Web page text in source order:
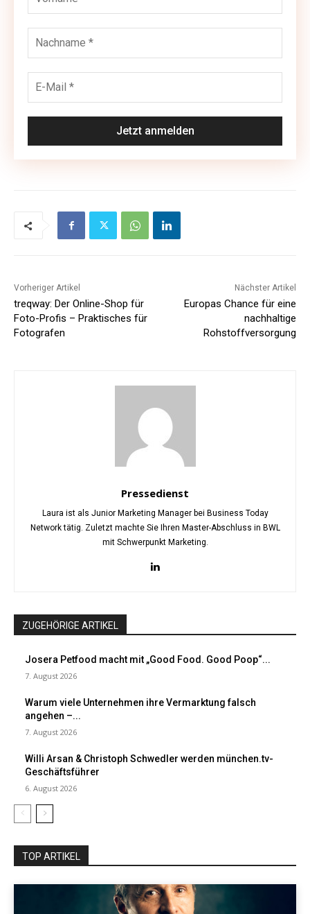
Vorheriger Artikel
treqway: Der Online-Shop für
Foto-Profis – Praktisches für
Fotografen
Nächster Artikel
Europas Chance für eine
nachhaltige
Rohstoffversorgung
Pressedienst
Laura ist als Junior Marketing Manager bei Business Today
Network tätig. Zuletzt machte Sie Ihren Master-Abschluss in BWL
mit Schwerpunkt Marketing.
ZUGEHÖRIGE ARTIKEL
Josera Petfood macht mit „Good Food. Good Poop“...
7. August 2026
Warum viele Unternehmen ihre Vermarktung falsch
angehen –...
7. August 2026
Willi Arsan & Christoph Schwedler werden münchen.tv-
Geschäftsführer
6. August 2026
TOP ARTIKEL